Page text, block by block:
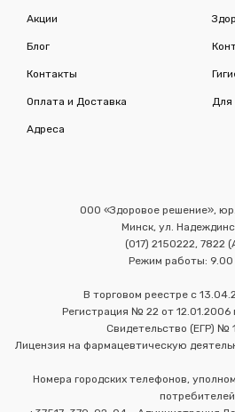
Акции
Блог
Контакты
Оплата и Доставка
Адреса
Для
ООО «Здоровое решение»,
Минск, ул.
(017) 2150222, 7822
Режим работы: 9.00
В торговом реестре с
Регистрация № 22 от 12.01.2006
Свидетельство (ЕГР) №
Лицензия на фармацевтическую
Номера городских телефонов,